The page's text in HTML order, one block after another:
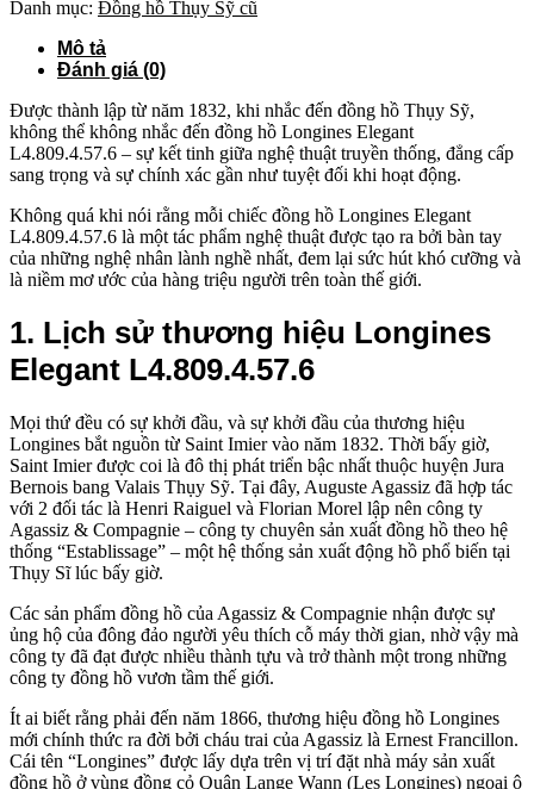
Danh mục: Đồng hồ Thụy Sỹ cũ
Mô tả
Đánh giá (0)
Được thành lập từ năm 1832, khi nhắc đến đồng hồ Thụy Sỹ,
không thể không nhắc đến đồng hồ Longines Elegant
L4.809.4.57.6 – sự kết tinh giữa nghệ thuật truyền thống, đẳng cấp
sang trọng và sự chính xác gần như tuyệt đối khi hoạt động.
Không quá khi nói rằng mỗi chiếc đồng hồ Longines Elegant
L4.809.4.57.6 là một tác phẩm nghệ thuật được tạo ra bởi bàn tay
của những nghệ nhân lành nghề nhất, đem lại sức hút khó cưỡng và
là niềm mơ ước của hàng triệu người trên toàn thế giới.
1. Lịch sử thương hiệu Longines
Elegant L4.809.4.57.6
Mọi thứ đều có sự khởi đầu, và sự khởi đầu của thương hiệu
Longines bắt nguồn từ Saint Imier vào năm 1832. Thời bấy giờ,
Saint Imier được coi là đô thị phát triển bậc nhất thuộc huyện Jura
Bernois bang Valais Thụy Sỹ. Tại đây, Auguste Agassiz đã hợp tác
với 2 đối tác là Henri Raiguel và Florian Morel lập nên công ty
Agassiz & Compagnie – công ty chuyên sản xuất đồng hồ theo hệ
thống “Establissage” – một hệ thống sản xuất động hồ phổ biến tại
Thụy Sĩ lúc bấy giờ.
Các sản phẩm đồng hồ của Agassiz & Compagnie nhận được sự
ủng hộ của đông đảo người yêu thích cỗ máy thời gian, nhờ vậy mà
công ty đã đạt được nhiều thành tựu và trở thành một trong những
công ty đồng hồ vươn tầm thế giới.
Ít ai biết rằng phải đến năm 1866, thương hiệu đồng hồ Longines
mới chính thức ra đời bởi cháu trai của Agassiz là Ernest Francillon.
Cái tên “Longines” được lấy dựa trên vị trí đặt nhà máy sản xuất
đồng hồ ở vùng đồng cỏ Quận Lange Wann (Les Longines) ngoại ô